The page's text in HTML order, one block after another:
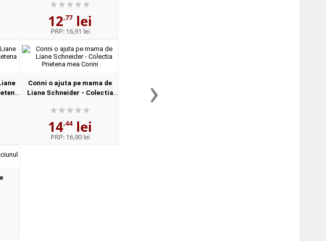
12,77 lei
PRP: 16,91 lei
Conni o ajuta pe mama de
Liane Schneider - Colectia
14,44lei
PRP: 16,90 lei
›